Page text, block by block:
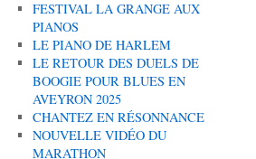
FESTIVAL LA GRANGE AUX
PIANOS
LE PIANO DE HARLEM
LE RETOUR DES DUELS DE
BOOGIE POUR BLUES EN
AVEYRON 2025
CHANTEZ EN RÉSONNANCE
NOUVELLE VIDÉO DU
MARATHON